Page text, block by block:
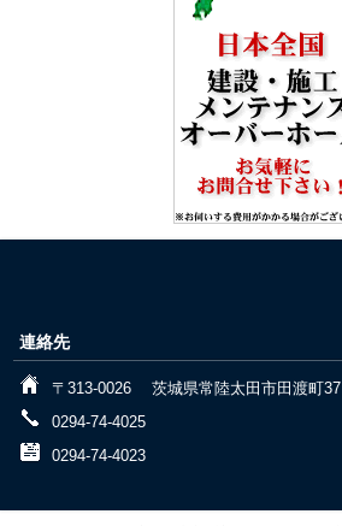
連絡先
〒313-0026 茨城県常陸太田市田渡町37
0294-74-4025
0294-74-4023